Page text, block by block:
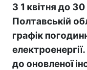
З 1 квітня до
Полтавській
графік
до оновленої